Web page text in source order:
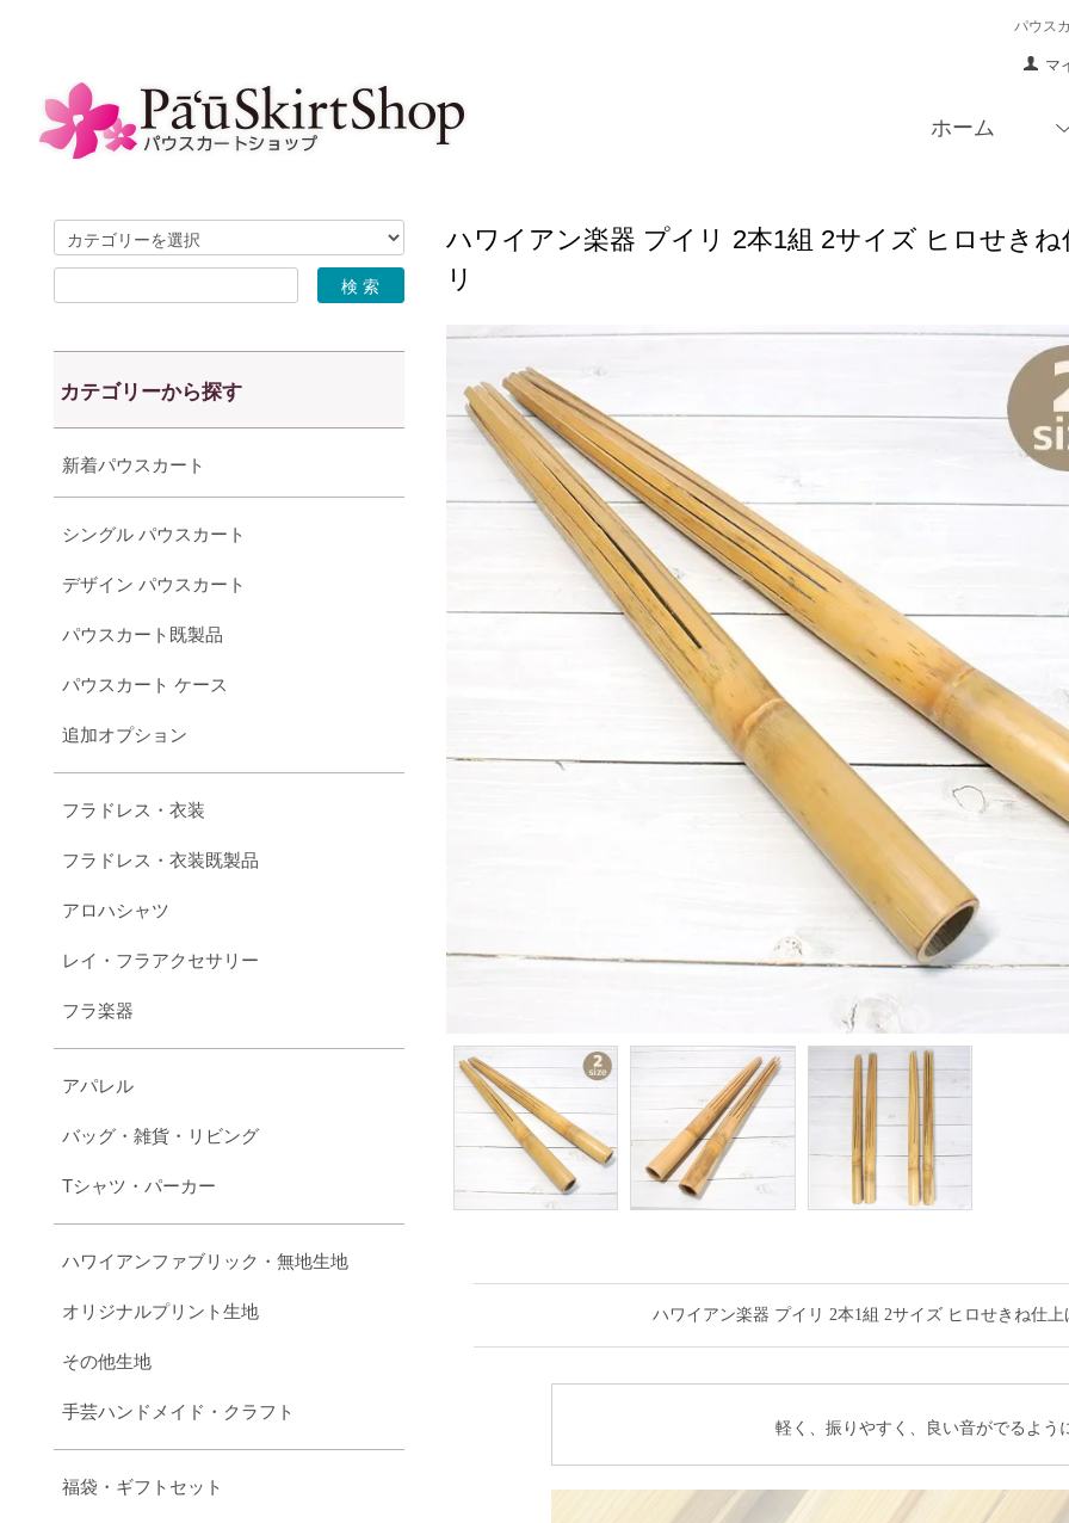
パウス
マ
ホーム
ハワイアン楽器 プイリ 2本1組 2サイズ ヒロせき
リ
ハワイアン楽器 プイリ 2本1組 2サイズ ヒロせきね仕
軽く、振りやすく、良い音がでるよう
カテゴリーから探す
新着パウスカート
シングル パウスカート
デザイン パウスカート
パウスカート既製品
パウスカート ケース
追加オプション
フラドレス・衣装
フラドレス・衣装既製品
アロハシャツ
レイ・フラアクセサリー
フラ楽器
アパレル
バッグ・雑貨・リビング
Tシャツ・パーカー
ハワイアンファブリック・無地生地
オリジナルプリント生地
その他生地
手芸ハンドメイド・クラフト
福袋・ギフトセット